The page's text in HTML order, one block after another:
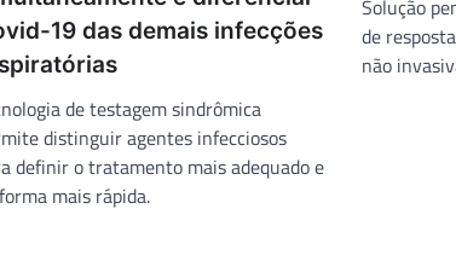
19 das demais infecções
de testagem sindrômica
distinguir agentes infecciosos
definir o tratamento mais adequado e
mais rápida.
Solução
de
não